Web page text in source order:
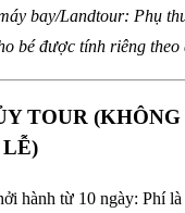
bay/Landtour: Phụ
bé được tính riêng
TOUR
LỄ)
hành từ 10 ngày: Phí là